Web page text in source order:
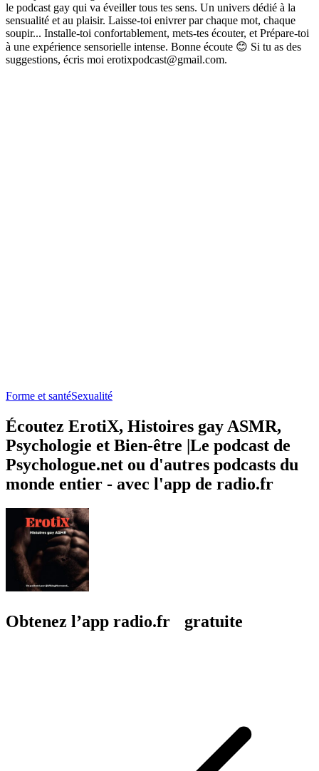
le podcast gay qui va éveiller tous tes sens. Un univers dédié à la
sensualité et au plaisir. Laisse-toi enivrer par chaque mot, chaque
soupir... Installe-toi confortablement, mets-tes écouter, et Prépare-toi
à une expérience sensorielle intense. Bonne écoute 😊 Si tu as des
suggestions, écris moi erotixpodcast@gmail.com.
Forme et santéSexualité
Écoutez ErotiX, Histoires gay ASMR,
Psychologie et Bien-être |Le podcast de
Psychologue.net ou d'autres podcasts du
monde entier - avec l'app de radio.fr
Obtenez l’app radio.fr gratuite